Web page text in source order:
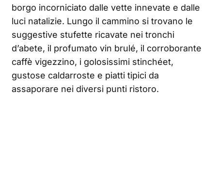
borgo incorniciato dalle vette innevate e dalle
luci natalizie. Lungo il cammino si trovano le
suggestive stufette ricavate nei tronchi
d’abete, il profumato vin brulé, il corroborante
caffè vigezzino, i golosissimi stinchéet,
gustose caldarroste e piatti tipici da
assaporare nei diversi punti ristoro.